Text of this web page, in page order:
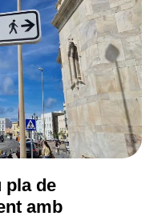
pla de
amb